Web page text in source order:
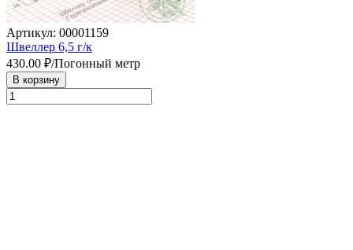
Артикул: 00001159
Швеллер 6,5 г/к
430.00 ₽/Погонный метр
В корзину